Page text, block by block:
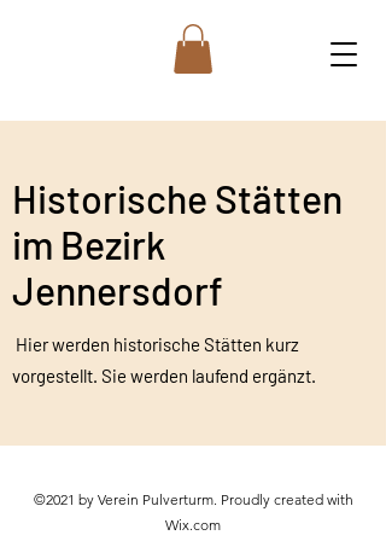
Historische Stätten
im Bezirk
Jennersdorf
Hier werden historische Stätten kurz
vorgestellt. Sie werden laufend ergänzt.
©2021 by Verein Pulverturm. Proudly created with
Wix.com